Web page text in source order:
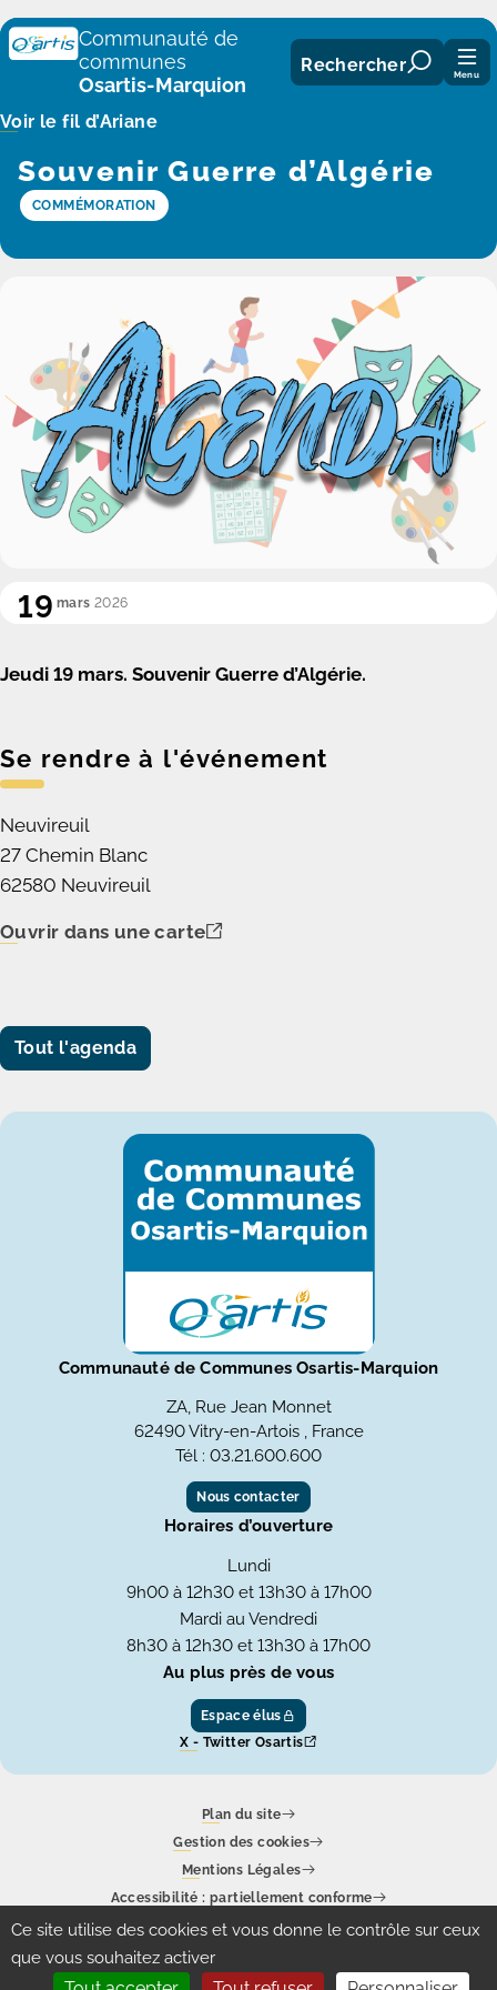
Panneau de gestion des cookies
Ce site utilise des cookies et vous donne le contrôle sur ceux
que vous souhaitez activer
Communauté de
communes
Osartis-Marquion
Rechercher Menu
Voir le fil d’Ariane
Souvenir Guerre d’Algérie
COMMÉMORATION
19 mars 2026
Jeudi 19 mars. Souvenir Guerre d’Algérie.
Se rendre à l'événement
Neuvireuil
27 Chemin Blanc
62580 Neuvireuil
Ouvrir dans une carte
Tout l'agenda
Communauté de Communes Osartis-Marquion
ZA, Rue Jean Monnet
62490 Vitry-en-Artois , France
Tél : 03.21.600.600
Nous contacter
Horaires d’ouverture
Lundi
9h00 à 12h30 et 13h30 à 17h00
Mardi au Vendredi
8h30 à 12h30 et 13h30 à 17h00
Au plus près de vous
Espace élus
X - Twitter Osartis
Plan du site
Gestion des cookies
Mentions Légales
Accessibilité : partiellement conforme